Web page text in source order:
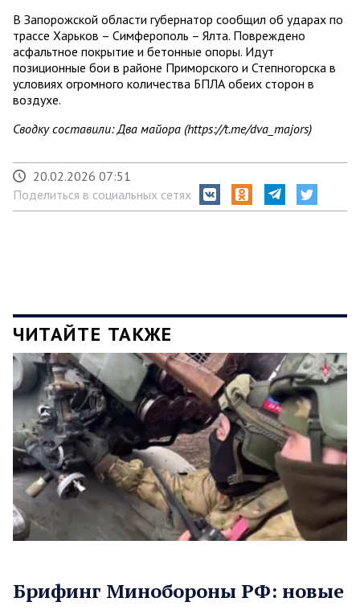
В Запорожской области губернатор сообщил об ударах по
трассе Харьков – Симферополь – Ялта. Повреждено
асфальтное покрытие и бетонные опоры. Идут
позиционные бои в районе Приморского и Степногорска в
условиях огромного количества БПЛА обеих сторон в
воздухе.
Сводку составили: Два майора (https://t.me/dva_majors)
20.02.2026 07:51
Поделиться в социальных сетях
ЧИТАЙТЕ ТАКЖЕ
Брифинг Минобороны РФ: новые